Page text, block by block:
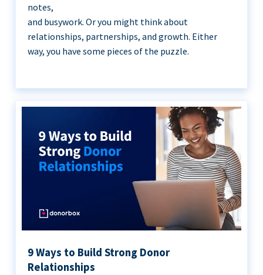
notes,
and busywork. Or you might think about
relationships, partnerships, and growth. Either
way, you have some pieces of the puzzle.
9 Ways to Build Strong Donor
Relationships